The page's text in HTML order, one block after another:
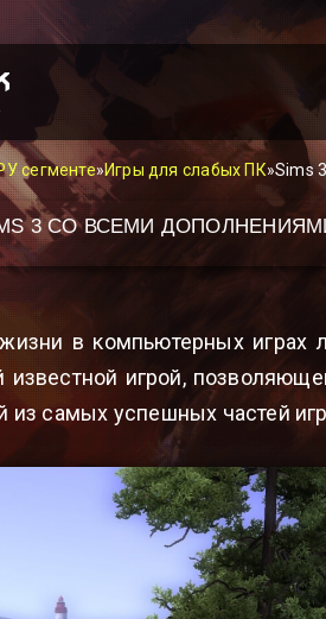
сегменте»Игры для слабых ПК»Sims
3 СО ВСЕМИ ДОПОЛНЕНИЯМИ
в компьютерных играх
игрой,
из самых успешных частей